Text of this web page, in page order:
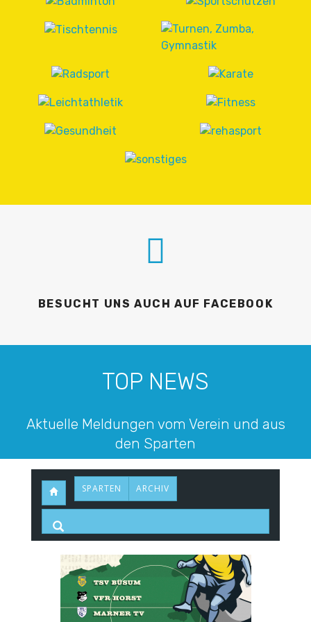
BESUCHT UNS AUCH AUF FACEBOOK
TOP NEWS
Aktuelle Meldungen vom Verein und aus
den Sparten
SPARTEN ARCHIV